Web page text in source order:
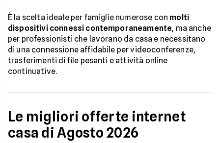
È la scelta ideale per famiglie numerose con molti
dispositivi connessi contemporaneamente, ma anche
per professionisti che lavorano da casa e necessitano
di una connessione affidabile per videoconferenze,
trasferimenti di file pesanti e attività online
continuative.
Le migliori offerte internet
casa di Agosto 2026